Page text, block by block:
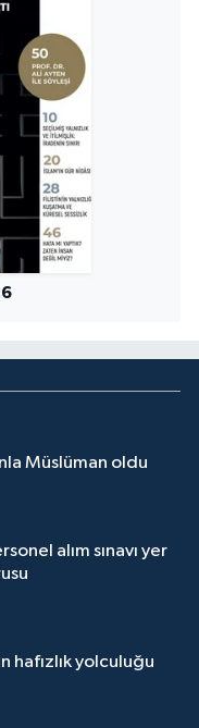
Müslüman oldu
alım sınavı yer
hafızlık yolculuğu